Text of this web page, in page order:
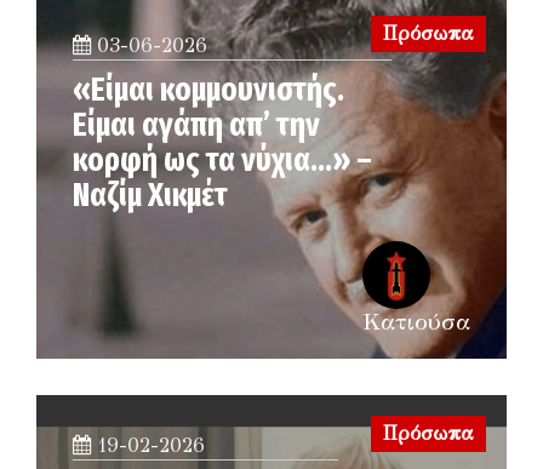
Πρόσωπα
03-06-2026
«Είμαι κομμουνιστής.
Είμαι αγάπη απ’ την
κορφή ως τα νύχια…» –
Ναζίμ Χικμέτ
Κατιούσα
19-02-2026 Πρόσωπα